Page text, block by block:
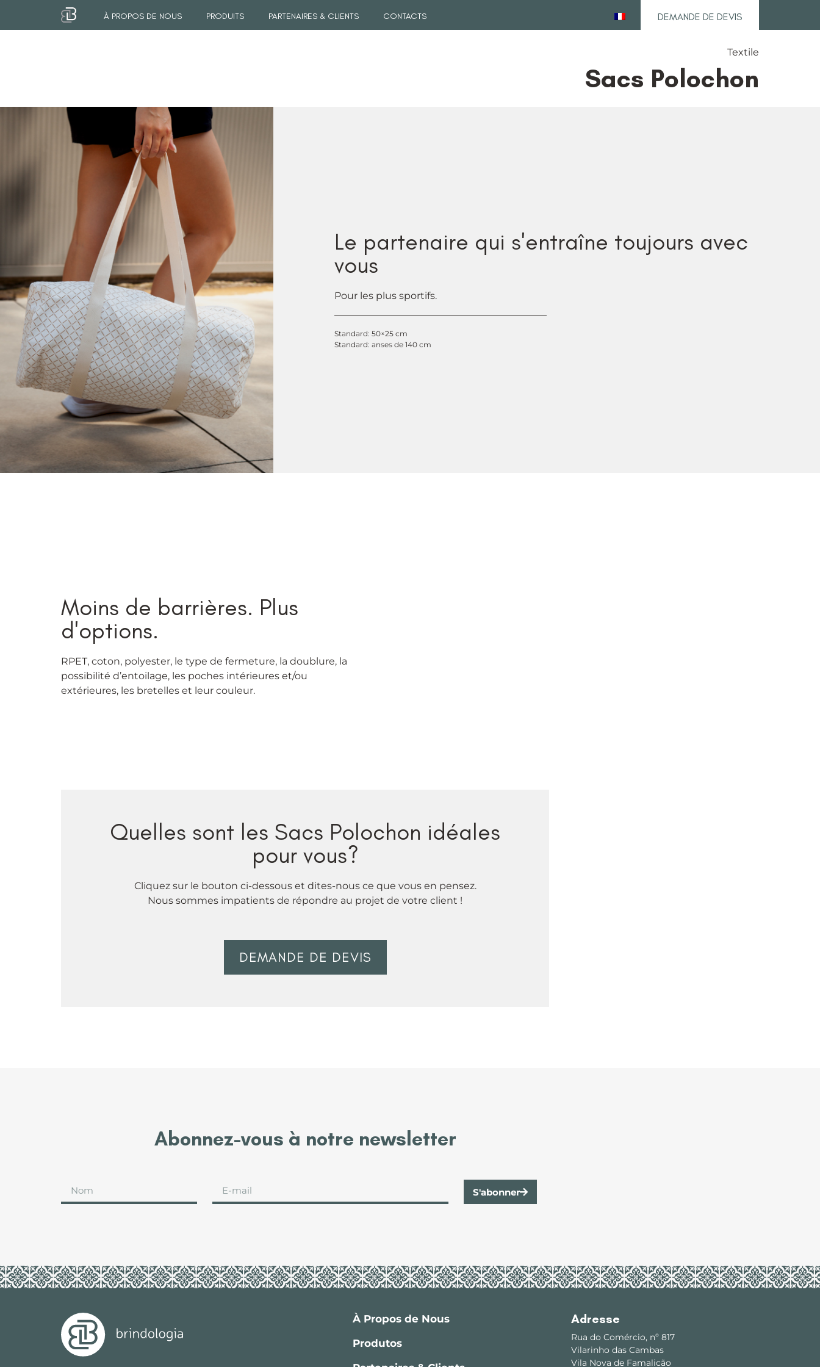
À PROPOS DE NOUS PRODUITS PARTENAIRES & CLIENTS CONTACTS DEMANDE DE DEVIS
Textile
Sacs Polochon
Le partenaire qui s'entraîne toujours avec
vous
Pour les plus sportifs.
Standard: 50×25 cm
Standard: anses de 140 cm
Moins de barrières. Plus
d'options.
RPET, coton, polyester, le type de fermeture, la doublure, la
possibilité d’entoilage, les poches intérieures et/ou
extérieures, les bretelles et leur couleur.
Quelles sont les Sacs Polochon idéales
pour vous?
Cliquez sur le bouton ci-dessous et dites-nous ce que vous en pensez.
Nous sommes impatients de répondre au projet de votre client !
DEMANDE DE DEVIS
Abonnez-vous à notre newsletter
S'abonner
À Propos de Nous
Produtos
Adresse
Rua do Comércio, nº 817
Vilarinho das Cambas
Vila Nova de Famalicão